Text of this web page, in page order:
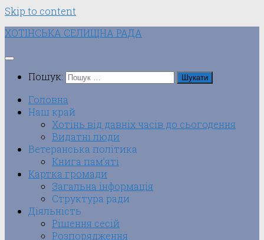
Skip to content
ХОТІНСЬКА СЕЛИЩНА РАДА
Пошук:
Головна
Наш край
Хотінь від давніх часів до сьогодення
Видатні люди
Ветеранська політика
Книга пам’яті
Картка громади
Загальна інформація
Структура ради
Діяльність
Рішення сесій
Розпорядження